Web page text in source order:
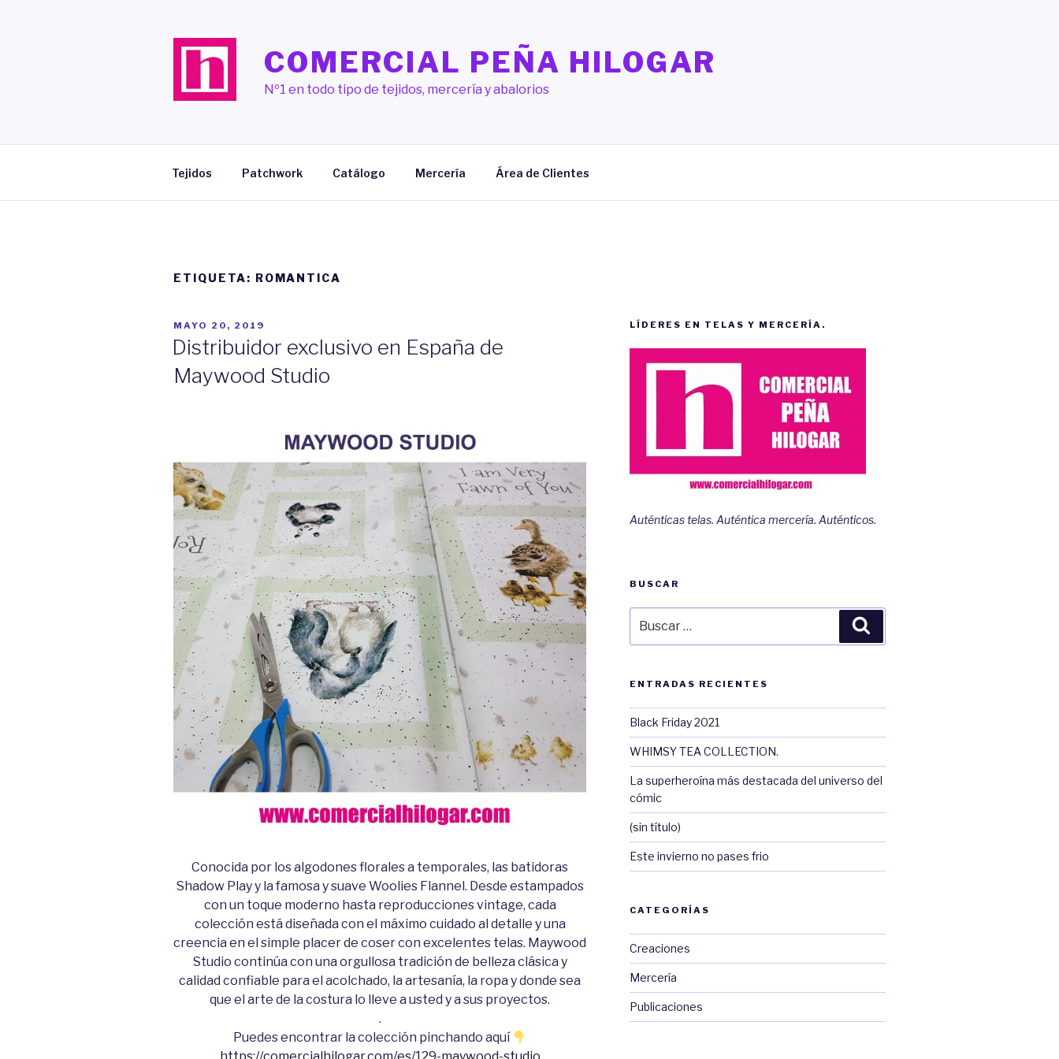
COMERCIAL PEÑA HILOGAR
Nº1 en todo tipo de tejidos, mercería y abalorios
Tejidos Patchwork Catálogo Mercería Área de Clientes
ETIQUETA: ROMANTICA
PUBLICADO
EL
MAYO 20, 2019
Distribuidor exclusivo en España de
Maywood Studio
Conocida por los algodones florales a temporales, las batidoras
Shadow Play y la famosa y suave Woolies Flannel. Desde estampados
con un toque moderno hasta reproducciones vintage, cada
colección está diseñada con el máximo cuidado al detalle y una
creencia en el simple placer de coser con excelentes telas. Maywood
Studio continúa con una orgullosa tradición de belleza clásica y
calidad confiable para el acolchado, la artesanía, la ropa y donde sea
que el arte de la costura lo lleve a usted y a sus proyectos.
.
Puedes encontrar la colección pinchando aquí
LÍDERES EN TELAS Y MERCERÍA.
Auténticas telas. Auténtica mercería. Auténticos.
BUSCAR
por:
ENTRADAS RECIENTES
Black Friday 2021
WHIMSY TEA COLLECTION.
La superheroína más destacada del universo del
cómic
(sin título)
Este invierno no pases frio
CATEGORÍAS
Creaciones
Mercería
Publicaciones